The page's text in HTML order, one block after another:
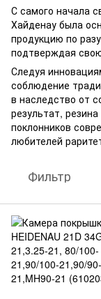
С самого начала
Хайденау была
продукцию по
подтверждая
Следуя
соблюдение
в наследство от
результат,
поклонников
любителей
Фильтр